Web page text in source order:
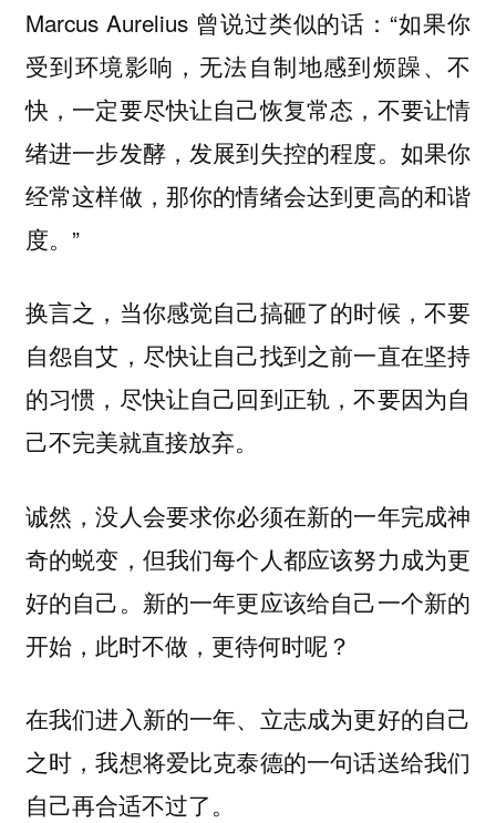
Marcus Aurelius 曾说过类似的话：“如果你
受到环境影响，无法自制地感到烦躁、不
快，一定要尽快让自己恢复常态，不要让情
绪进一步发酵，发展到失控的程度。如果你
经常这样做，那你的情绪会达到更高的和谐
度。”
换言之，当你感觉自己搞砸了的时候，不要
自怨自艾，尽快让自己找到之前一直在坚持
的习惯，尽快让自己回到正轨，不要因为自
己不完美就直接放弃。
诚然，没人会要求你必须在新的一年完成神
奇的蜕变，但我们每个人都应该努力成为更
好的自己。新的一年更应该给自己一个新的
开始，此时不做，更待何时呢？
在我们进入新的一年、立志成为更好的自己
之时，我想将爱比克泰德的一句话送给我们
自己再合适不过了。